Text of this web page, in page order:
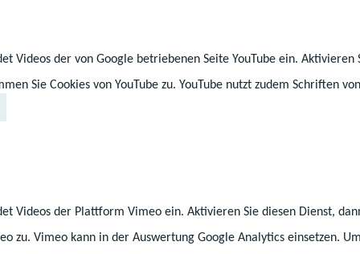
Videos der von Google betriebenen Seite YouTube ein. Aktivieren
Sie Cookies von YouTube zu. YouTube nutzt zudem Schriften
Videos der Plattform Vimeo ein. Aktivieren Sie diesen Dienst,
zu. Vimeo kann in der Auswertung Google Analytics einsetzen.
наділеними батьківськими правами, або
лише в тому випадку, якщо іноземний
землі Мекленбург-Передня Померанія.